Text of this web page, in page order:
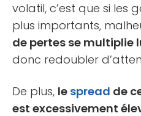
volatil, c’est que si les
plus importants,
de pertes se multiplie
donc redoubler
De plus, le spread de
est excessivement